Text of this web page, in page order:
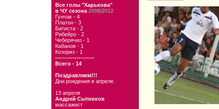
Все голы "Харькова"
в ЧУ сезона 2008/2012
Гунчак - 4
Платон - 3
Батиста - 2
Рибейро - 2
Чеберячко - 1
Кабанов - 1
Козориз - 1
--------------------
Всего - 14
Поздравляем!!!
Дни рождения в апреле.
13 апреля
Андрей Сытников
массажист